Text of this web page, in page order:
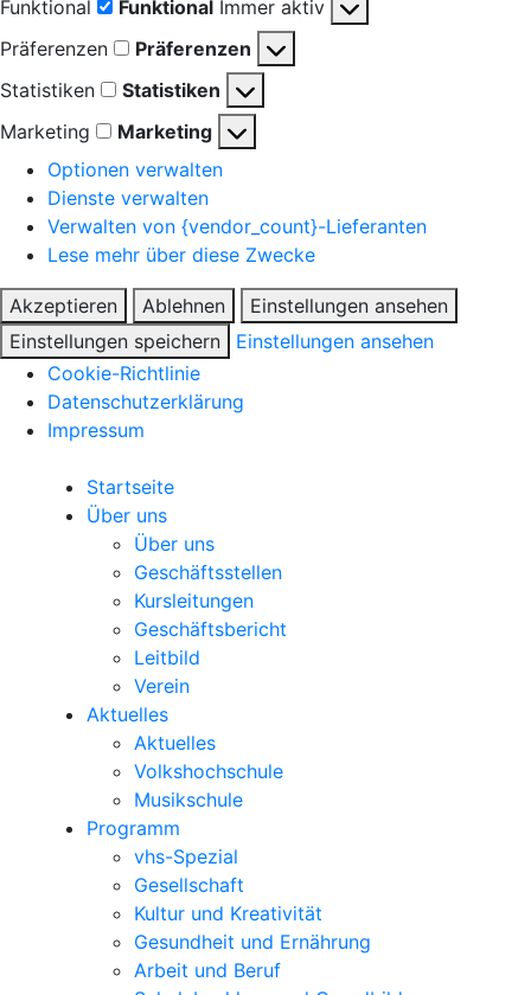
Funktional
Funktional Immer aktiv
Präferenzen
Präferenzen
Statistiken
Statistiken
Marketing
Marketing
Optionen verwalten
Dienste verwalten
Verwalten von {vendor_count}-Lieferanten
Lese mehr über diese Zwecke
Akzeptieren Ablehnen
Einstellungen ansehen
Einstellungen speichern
Einstellungen ansehen
Cookie-Richtlinie
Datenschutzerklärung
Impressum
Startseite
Über uns
Über uns
Geschäftsstellen
Kursleitungen
Geschäftsbericht
Leitbild
Verein
Aktuelles
Aktuelles
Volkshochschule
Musikschule
Programm
vhs-Spezial
Gesellschaft
Kultur und Kreativität
Gesundheit und Ernährung
Arbeit und Beruf